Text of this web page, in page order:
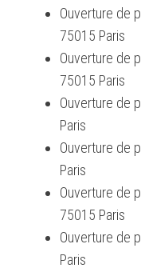
Ouverture de
75015 Paris
Ouverture de
75015 Paris
Ouverture de
Paris
Ouverture de
Paris
Ouverture de
75015 Paris
Ouverture de
Paris